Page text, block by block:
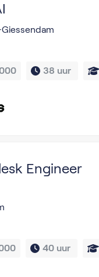
38 uur
Engineer
40 uur